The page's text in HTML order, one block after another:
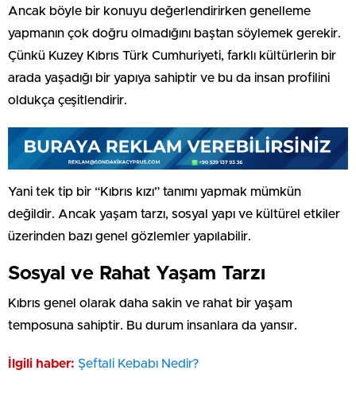
Ancak böyle bir konuyu değerlendirirken genelleme
yapmanın çok doğru olmadığını baştan söylemek gerekir.
Çünkü Kuzey Kıbrıs Türk Cumhuriyeti, farklı kültürlerin bir
arada yaşadığı bir yapıya sahiptir ve bu da insan profilini
oldukça çeşitlendirir.
Yani tek tip bir “Kıbrıs kızı” tanımı yapmak mümkün
değildir. Ancak yaşam tarzı, sosyal yapı ve kültürel etkiler
üzerinden bazı genel gözlemler yapılabilir.
Sosyal ve Rahat Yaşam Tarzı
Kıbrıs genel olarak daha sakin ve rahat bir yaşam
temposuna sahiptir. Bu durum insanlara da yansır.
İlgili haber: Şeftali Kebabı Nedir?